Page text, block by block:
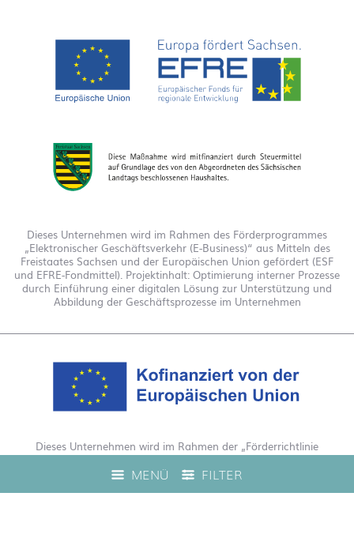
MENÜ FILTER
Dieses Unternehmen wird im Rahmen des Förderprogrammes
„Elektronischer Geschäftsverkehr (E-Business)“ aus Mitteln des
Freistaates Sachsen und der Europäischen Union gefördert (ESF
und EFRE-Fondmittel). Projektinhalt: Optimierung interner Prozesse
durch Einführung einer digitalen Lösung zur Unterstützung und
Abbildung der Geschäftsprozesse im Unternehmen
Dieses Unternehmen wird im Rahmen der „Förderrichtlinie
Digitalisierung Zuschuss EFRE 2021 bis 2027“ gefördert. Hierdurch
wurde eine Live-Produktberatung auf unserem Webshop